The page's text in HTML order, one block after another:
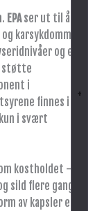
+
EPAser ut til å
karsykdommer,
og en
støtte
i
finnes i alle
i svært
kostholdet –
sild flere ganger i
av kapsler eller